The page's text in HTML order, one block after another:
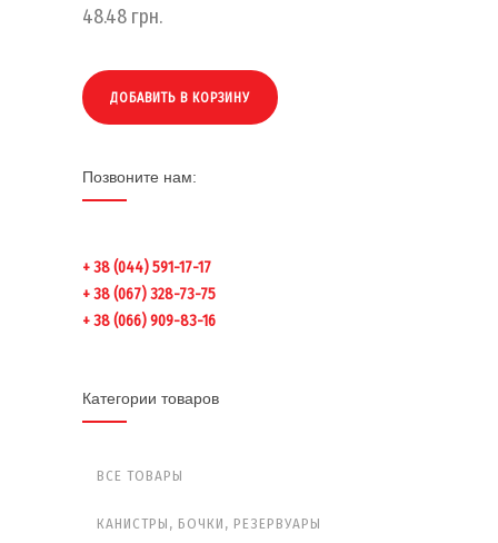
48.48 грн.
ДОБАВИТЬ В КОРЗИНУ
Позвоните нам:
+ 38 (044) 591-17-17
+ 38 (067) 328-73-75
+ 38 (066) 909-83-16
Категории товаров
ВСЕ ТОВАРЫ
КАНИСТРЫ, БОЧКИ, РЕЗЕРВУАРЫ